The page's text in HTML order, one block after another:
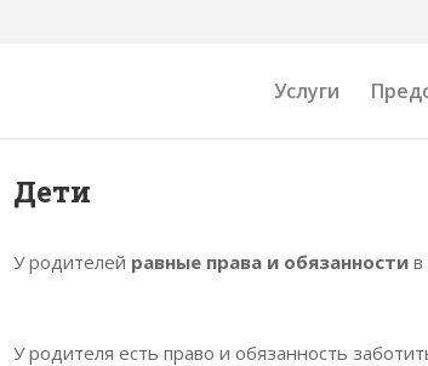
Услуги
Дети
У родителей равные права и обязанности в
У родителя есть право и обязанность